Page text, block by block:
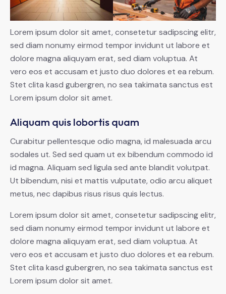
Lorem ipsum dolor sit amet, consetetur sadipscing elitr,
sed diam nonumy eirmod tempor invidunt ut labore et
dolore magna aliquyam erat, sed diam voluptua. At
vero eos et accusam et justo duo dolores et ea rebum.
Stet clita kasd gubergren, no sea takimata sanctus est
Lorem ipsum dolor sit amet.
Aliquam quis lobortis quam
Curabitur pellentesque odio magna, id malesuada arcu
sodales ut. Sed sed quam ut ex bibendum commodo id
id magna. Aliquam sed ligula sed ante blandit volutpat.
Ut bibendum, nisi et mattis vulputate, odio arcu aliquet
metus, nec dapibus risus risus quis lectus.
Lorem ipsum dolor sit amet, consetetur sadipscing elitr,
sed diam nonumy eirmod tempor invidunt ut labore et
dolore magna aliquyam erat, sed diam voluptua. At
vero eos et accusam et justo duo dolores et ea rebum.
Stet clita kasd gubergren, no sea takimata sanctus est
Lorem ipsum dolor sit amet.